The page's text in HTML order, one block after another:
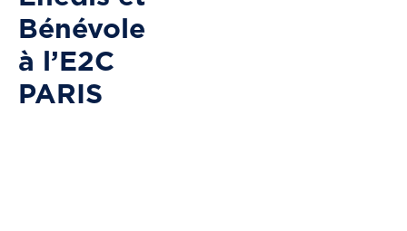
Bénévole
à l’E2C
PARIS